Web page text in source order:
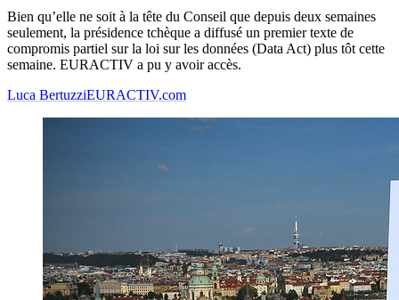
Bien qu’elle ne soit à la tête du Conseil que depuis deux semaines
seulement, la présidence tchèque a diffusé un premier texte de
compromis partiel sur la loi sur les données (Data Act) plus tôt cette
semaine. EURACTIV a pu y avoir accès.
Luca BertuzziEURACTIV.com